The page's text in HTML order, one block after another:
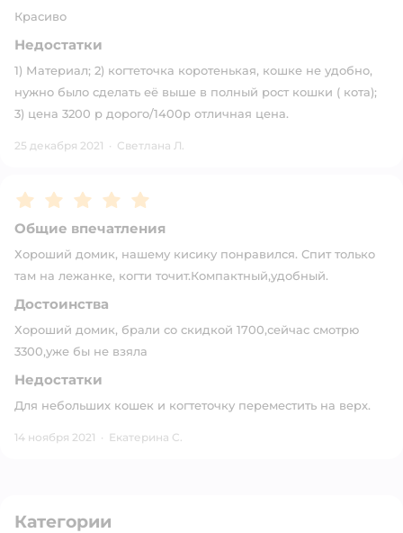
Красиво
Недостатки
1) Материал; 2) когтеточка коротенькая, кошке не удобно,
нужно было сделать её выше в полный рост кошки ( кота);
3) цена 3200 р дорого/1400р отличная цена.
25 декабря 2021 · Светлана Л.
Рейтинг:5
Общие впечатления
Хороший домик, нашему кисику понравился. Спит только
там на лежанке, когти точит.Компактный,удобный.
Достоинства
Хороший домик, брали со скидкой 1700,сейчас смотрю
3300,уже бы не взяла
Недостатки
Для небольших кошек и когтеточку переместить на верх.
14 ноября 2021 · Екатерина С.
Категории